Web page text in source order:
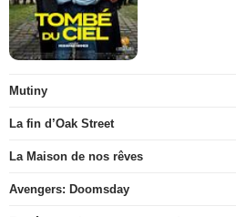
Mutiny
La fin d’Oak Street
La Maison de nos rêves
Avengers: Doomsday